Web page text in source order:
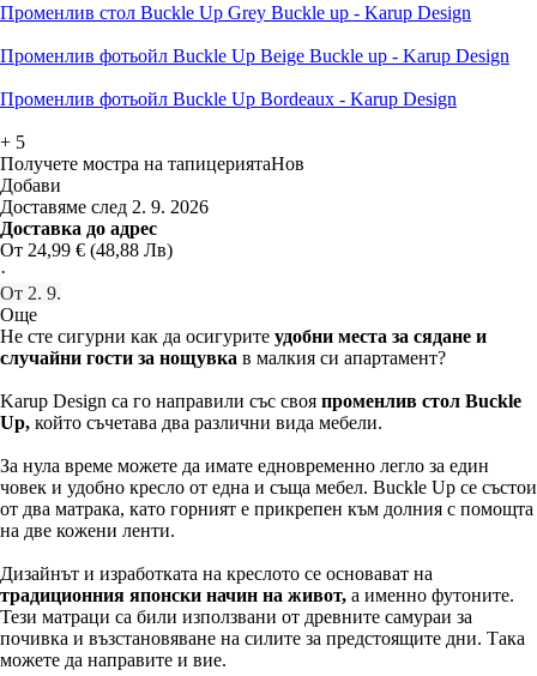
Променлив стол Buckle Up Grey Buckle up - Karup Design
Променлив фотьойл Buckle Up Beige Buckle up - Karup Design
Променлив фотьойл Buckle Up Bordeaux - Karup Design
+ 5
Получете мостра на тапицериятаНов
Добави
Доставяме след 2. 9. 2026
Доставка до адрес
От 24,99 € (48,88 Лв)
·
От 2. 9.
Още
Не сте сигурни как да осигурите удобни места за сядане и
случайни гости за нощувка в малкия си апартамент?
Karup Design са го направили със своя променлив стол Buckle
Up, който съчетава два различни вида мебели.
За нула време можете да имате едновременно легло за един
човек и удобно кресло от една и съща мебел. Buckle Up се състои
от два матрака, като горният е прикрепен към долния с помощта
на две кожени ленти.
Дизайнът и изработката на креслото се основават на
традиционния японски начин на живот, а именно футоните.
Тези матраци са били използвани от древните самураи за
почивка и възстановяване на силите за предстоящите дни. Така
можете да направите и вие.